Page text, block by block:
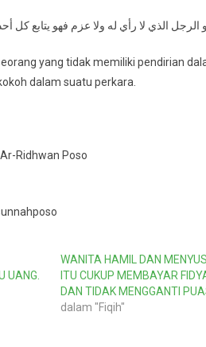
yang tidak memiliki pendirian
dalam suatu perkara.
Ar-Ridhwan Poso
UANG.
WANITA HAMIL DAN
ITU CUKUP MEMBAYAR
DAN TIDAK MENGGANTI
dalam "Fiqih"